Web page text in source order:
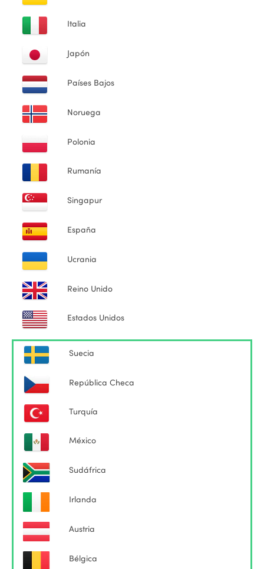
Italia
Japón
Países Bajos
Noruega
Polonia
Rumanía
Singapur
España
Ucrania
Reino Unido
Estados Unidos
Suecia
República Checa
Turquía
México
Sudáfrica
Irlanda
Austria
Bélgica